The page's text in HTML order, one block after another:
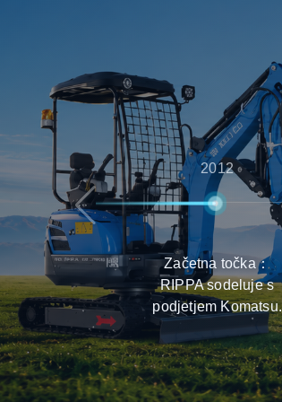
2012
Začetna točka：
RIPPA sodeluje s
podjetjem Komatsu.